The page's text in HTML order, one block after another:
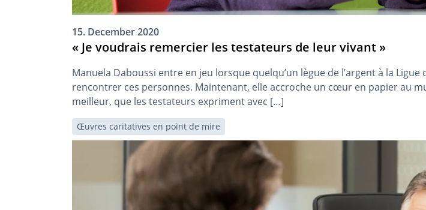
15. December 2020
« Je voudrais remercier les testateurs de leur vivant »
Manuela Daboussi entre en jeu lorsque quelqu’un lègue de l’argent à la
rencontrer ces personnes. Maintenant, elle accroche un cœur en papier au
meilleur, que les testateurs expriment avec […]
Œuvres caritatives en point de mire